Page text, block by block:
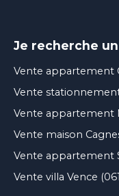
Je recherche
Vente appartement
Vente
Vente appartement
Vente maison
Vente appartement
Vente villa Vence